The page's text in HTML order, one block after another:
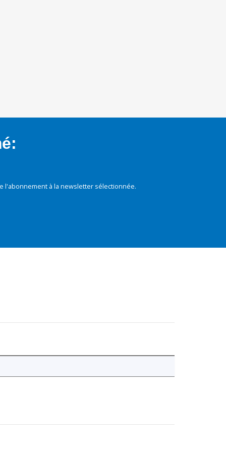
l'abonnement à la newsletter sélectionnée.